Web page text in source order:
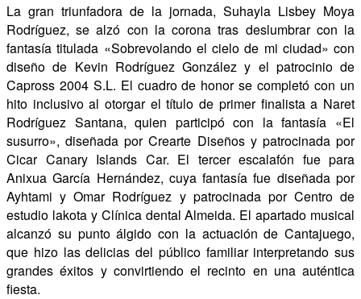
La gran triunfadora de la jornada, Suhayla Lisbey Moya
Rodríguez, se alzó con la corona tras deslumbrar con la
fantasía titulada «Sobrevolando el cielo de mi ciudad» con
diseño de Kevin Rodríguez González y el patrocinio de
Capross 2004 S.L. El cuadro de honor se completó con un
hito inclusivo al otorgar el título de primer finalista a Naret
Rodríguez Santana, quien participó con la fantasía «El
susurro», diseñada por Crearte Diseños y patrocinada por
Cicar Canary Islands Car. El tercer escalafón fue para
Anixua García Hernández, cuya fantasía fue diseñada por
Ayhtami y Omar Rodríguez y patrocinada por Centro de
estudio lakota y Clínica dental Almeida. El apartado musical
alcanzó su punto álgido con la actuación de Cantajuego,
que hizo las delicias del público familiar interpretando sus
grandes éxitos y convirtiendo el recinto en una auténtica
fiesta.